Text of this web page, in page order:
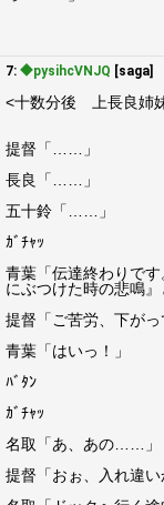
7: ◆pysihcVNJQ [saga]
<十数分後 上長良姉
提督「……」
長良「……」
五十鈴「……」
ｶﾞﾁｬｯ
青葉「伝達終わりで
にぶつけた時の悲鳴』
提督「ご苦労、下がっ
青葉「はいっ！」
ﾊﾞﾀﾝ
ｶﾞﾁｬｯ
名取「あ、あの……」
提督「おぉ、入れ違い